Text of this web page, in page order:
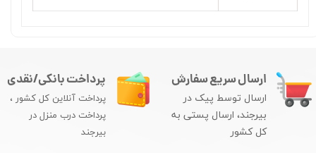
ارسال سریع سفارش
ارسال توسط پیک در
بیرجند، ارسال پستی به
کل کشور
پرداخت بانکی/نقدی
پرداخت آنلاین کل کشور ،
پرداخت درب منزل در
بیرجند